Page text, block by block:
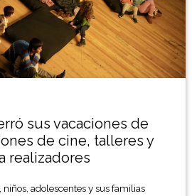
sus vacaciones de
de cine, talleres y
realizadores
adolescentes y sus familias